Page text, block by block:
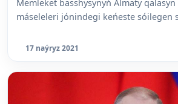
Memleket basshysynyń Almaty
17 naýryz 2021